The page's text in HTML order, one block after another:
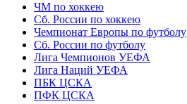
ЧМ по хоккею
Сб. России по хоккею
Чемпионат Европы по футболу
Сб. России по футболу
Лига Чемпионов УЕФА
Лига Наций УЕФА
ПБК ЦСКА
ПФК ЦСКА